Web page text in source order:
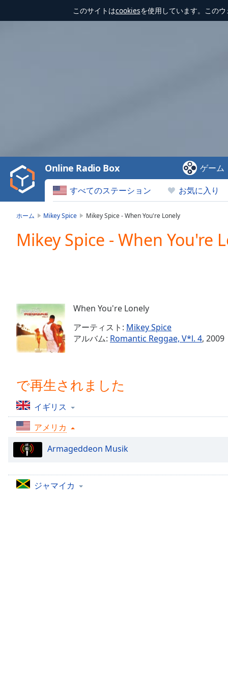
このサイトはcookiesを使用しています。この
Video
Play
Backward
Skip
Mute
Current
Time0:00
Stream
TypeLIVE
Seek to
currently
Time-
1x
Playback
Rate
Chapters
すべてのステーション お気に入り
Online Radio Box ゲーム
ホーム Mikey Spice Mikey Spice - When You're Lonely
Mikey Spice - When You're
When You're Lonely
アーティスト: Mikey Spice
アルバム: Romantic Reggae, V*l. 4, 2009
で再生されました
イギリス
アメリカ
Armageddeon Musik
ジャマイカ